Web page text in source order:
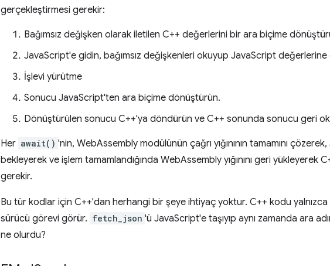
gerçekleştirmesi gerekir:
Bağımsız değişken olarak iletilen C++ değerlerini bir ara biçime
JavaScript'e gidin, bağımsız değişkenleri okuyup JavaScript
İşlevi yürütme
Sonucu JavaScript'ten ara biçime dönüştürün.
Dönüştürülen sonucu C++'ya döndürün ve C++ sonunda sonucu geri
Her await() 'nin, WebAssembly modülünün çağrı yığınının tamamını
bekleyerek ve işlem tamamlandığında WebAssembly yığınını geri yükleyerek
gerekir.
Bu tür kodlar için C++'dan herhangi bir şeye ihtiyaç yoktur. C++ kodu
sürücü görevi görür. fetch_json 'ü JavaScript'e taşıyıp aynı zamanda ara
ne olurdu?